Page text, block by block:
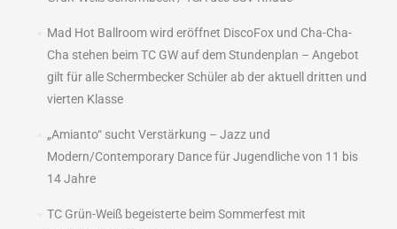
Mad Hot Ballroom wird eröffnet DiscoFox und Cha-Cha-
Cha stehen beim TC GW auf dem Stundenplan – Angebot
gilt für alle Schermbecker Schüler ab der aktuell dritten und
vierten Klasse
„Amianto“ sucht Verstärkung – Jazz und
Modern/Contemporary Dance für Jugendliche von 11 bis
14 Jahre
TC Grün-Weiß begeisterte beim Sommerfest mit